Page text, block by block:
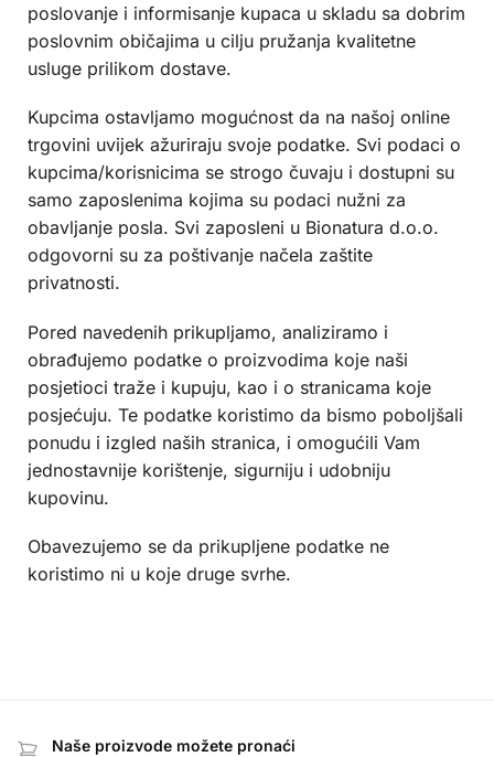
poslovanje i informisanje kupaca u skladu sa dobrim
poslovnim običajima u cilju pružanja kvalitetne
usluge prilikom dostave.
Kupcima ostavljamo mogućnost da na našoj online
trgovini uvijek ažuriraju svoje podatke. Svi podaci o
kupcima/korisnicima se strogo čuvaju i dostupni su
samo zaposlenima kojima su podaci nužni za
obavljanje posla. Svi zaposleni u Bionatura d.o.o.
odgovorni su za poštivanje načela zaštite
privatnosti.
Pored navedenih prikupljamo, analiziramo i
obrađujemo podatke o proizvodima koje naši
posjetioci traže i kupuju, kao i o stranicama koje
posjećuju. Te podatke koristimo da bismo poboljšali
ponudu i izgled naših stranica, i omogućili Vam
jednostavnije korištenje, sigurniju i udobniju
kupovinu.
Obavezujemo se da prikupljene podatke ne
koristimo ni u koje druge svrhe.
Naše proizvode možete pronaći